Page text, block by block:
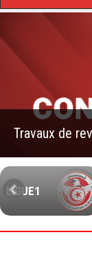
Feuilles de
Feuille de
–Ligue I–
–Ligue II–
Feuille de
-Ligue I-
-Ligue II-
Travaux de
LIGUE1